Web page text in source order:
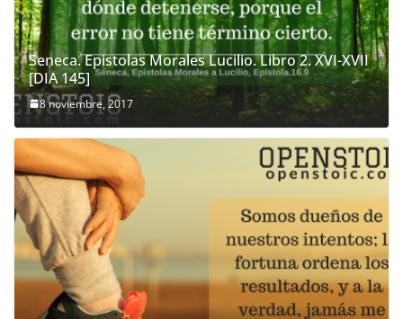
Seneca. Epistolas Morales Lucilio. Libro 2. XVI-XVII
[DIA 145]
8 noviembre, 2017